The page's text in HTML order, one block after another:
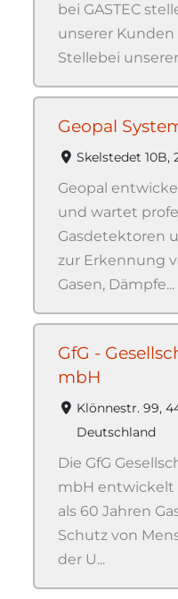
bei GASTEC
unserer
Stellebei
Geopal
Skelstedet 10B,
Geopal
und wartet
Gasdetektoren
zur Erkennung
Gasen, Dämpfe...
GfG -
mbH
Klönnestr. 99,
Deutschland
Die GfG
mbH
als 60 Jahren
Schutz von
der U...